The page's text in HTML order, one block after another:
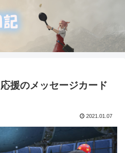
援のメッセージカード
2021.01.07